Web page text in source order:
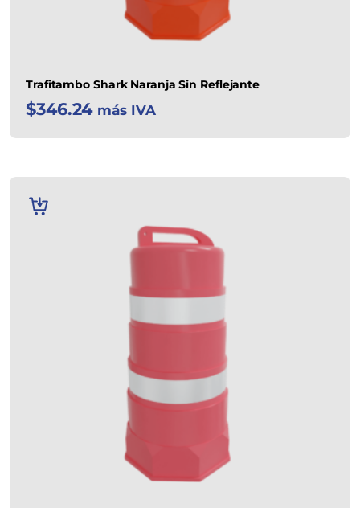
Trafitambo Shark Naranja Sin Reflejante
$346.24 más IVA
AÑADIR
AL
CARRITO